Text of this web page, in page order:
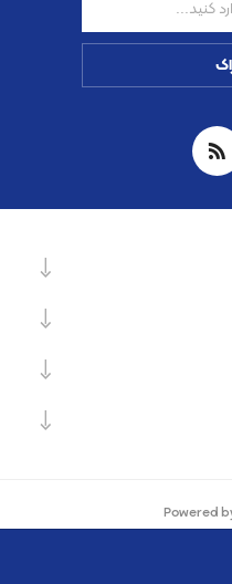
Powered
Designed by